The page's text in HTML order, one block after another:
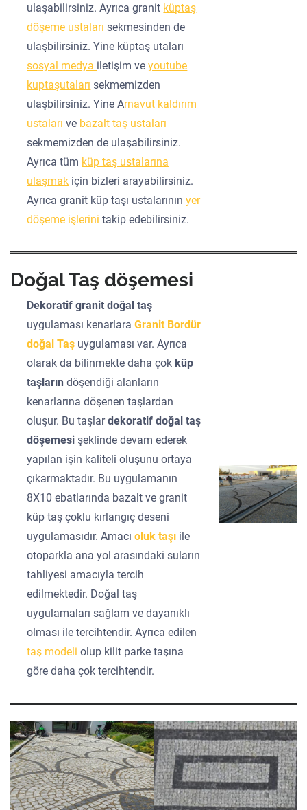
ulaşabilirsiniz. Ayrıca granit küptaş
döşeme ustaları sekmesinden de
ulaşbilirsiniz. Yine küptaş utaları
sosyal medya iletişim veyoutube
kuptaşutaları sekmemizden
ulaşbilirsiniz. Yine Arnavut kaldırım
ustaları ve bazalt taş ustaları
sekmemizden de ulaşabilirsiniz.
Ayrıca tüm küp taş ustalarına
ulaşmak için bizleri arayabilirsiniz.
Ayrıca granit küp taşı ustalarının yer
döşeme işlerini takip edebilirsiniz.
Doğal Taş döşemesi
Dekoratif granit doğal taş
uygulaması kenarlaraGranit Bordür
doğal Taş uygulaması var. Ayrıca
olarak da bilinmekte daha çok küp
taşların döşendiği alanların
kenarlarına döşenen taşlardan
oluşur. Bu taşlardekoratif doğal taş
döşemesişeklinde devam ederek
yapılan işin kaliteli oluşunu ortaya
çıkarmaktadır. Bu uygulamanın
8X10 ebatlarında bazalt ve granit
küp taş çoklu kırlangıç deseni
uygulamasıdır. Amacıoluk taşı ile
otoparkla ana yol arasındaki suların
tahliyesi amacıyla tercih
edilmektedir. Doğal taş
uygulamaları sağlam ve dayanıklı
olması ile tercihtendir. Ayrıca edilen
taş modeliolup kilit parke taşına
göre daha çok tercihtendir.